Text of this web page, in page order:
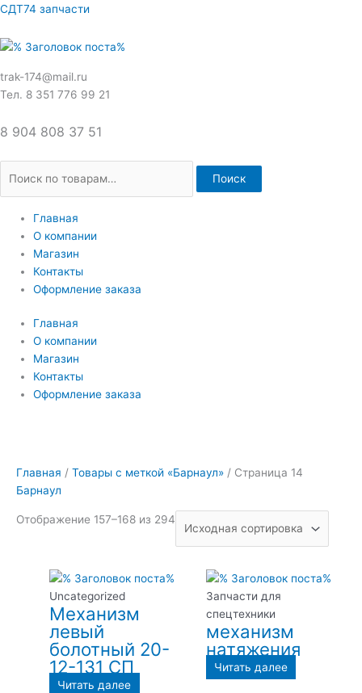
Перейти
содержимому
СДТ74 запчасти
trak-174@mail.ru
Тел. 8 351 776 99 21
8 904 808 37 51
Искать:
Поиск
Главная
О компании
Магазин
Контакты
Оформление заказа
Главная
О компании
Магазин
Контакты
Оформление заказа
Главная / Товары с меткой «Барнаул» / Страница 14
Барнаул
Отображение 157–168 из 294
Uncategorized
Механизм
левый
болотный 20-
12-131 СП
Читать далее
Запчасти для
спецтехники
механизм
натяжения
Читать далее